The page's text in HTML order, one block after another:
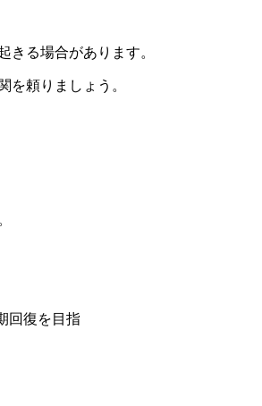
きる場合があります。
を頼りましょう。
回復を目指